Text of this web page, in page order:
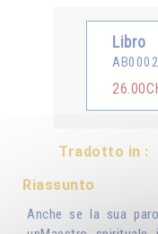
Libro
Tradotto in :
Riassunto
Anche se la sua